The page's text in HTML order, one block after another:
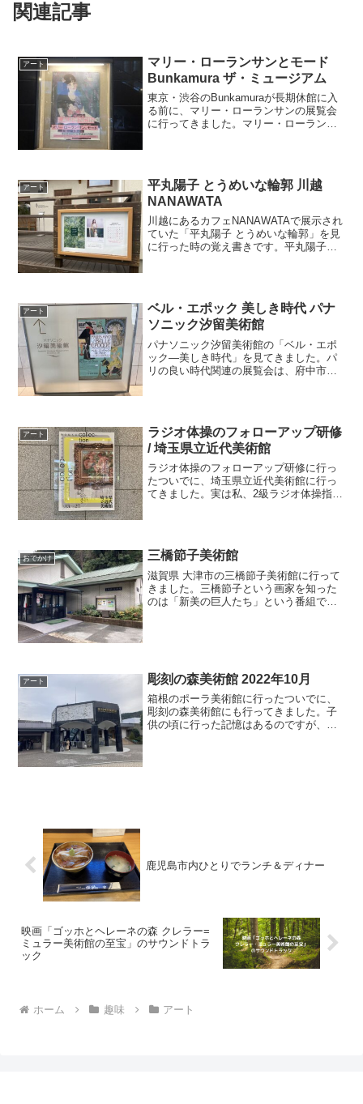
関連記事
アート
マリー・ローランサンとモード
Bunkamura ザ・ミュージアム
東京・渋谷のBunkamuraが長期休館に入
る前に、マリー・ローランサンの展覧会
に行ってきました。マリー・ローランサ
アート
平丸陽子 とうめいな輪郭 川越
NANAWATA
川越にあるカフェNANAWATAで展示され
ていた「平丸陽子 とうめいな輪郭」を見
に行った時の覚え書きです。平丸陽子の
アート
ベル・エポック 美しき時代 パナ
ソニック汐留美術館
パナソニック汐留美術館の「ベル・エポ
ック―美しき時代」を見てきました。パ
リの良い時代関連の展覧会は、府中市美
アート
ラジオ体操のフォローアップ研修
/ 埼玉県立近代美術館
ラジオ体操のフォローアップ研修に行っ
たついでに、埼玉県立近代美術館に行っ
てきました。実は私、2級ラジオ体操指導
で、有効活用できていない...
おでかけ 三橋節子美術館
滋賀県 大津市の三橋節子美術館に行って
きました。三橋節子という画家を知った
のは「新美の巨人たち」という番組で見
アート 彫刻の森美術館 2022年10月
箱根のポーラ美術館に行ったついでに、
彫刻の森美術館にも行ってきました。子
供の頃に行った記憶はあるのですが、ち
鹿児島市内ひとりでランチ＆ディナー
映画「ゴッホとヘレーネの森 クレラー=
ミュラー美術館の至宝」のサウンドトラ
ック
ホーム 趣味 アート